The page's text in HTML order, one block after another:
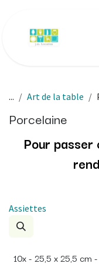
... Art de la table
Porcelaine
Pour passer
Assiettes
10x - 25,5 x 25,5 cm